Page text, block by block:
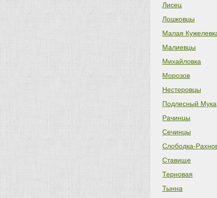
Лисец
Лошковцы
Малая
Малиевцы
Михайловка
Морозов
Нестеровцы
Подлесный
Рачинцы
Сечинцы
Слободка-
Ставище
Терновая
Тынна